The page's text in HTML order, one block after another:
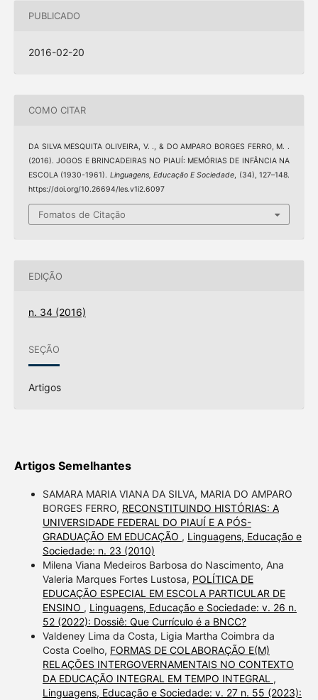
PUBLICADO
2016-02-20
COMO CITAR
DA SILVA MESQUITA OLIVEIRA, V. ., & DO AMPARO BORGES FERRO, M. .
(2016). JOGOS E BRINCADEIRAS NO PIAUÍ: MEMÓRIAS DE INFÂNCIA NA
ESCOLA (1930-1961). Linguagens, Educação E Sociedade, (34), 127–148.
https://doi.org/10.26694/les.v1i2.6097
Fomatos de Citação
EDIÇÃO
n. 34 (2016)
SEÇÃO
Artigos
Artigos Semelhantes
SAMARA MARIA VIANA DA SILVA, MARIA DO AMPARO
BORGES FERRO, RECONSTITUINDO HISTÓRIAS: A
UNIVERSIDADE FEDERAL DO PIAUÍ E A PÓS-
GRADUAÇÃO EM EDUCAÇÃO , Linguagens, Educação e
Sociedade: n. 23 (2010)
Milena Viana Medeiros Barbosa do Nascimento, Ana
Valeria Marques Fortes Lustosa, POLÍTICA DE
EDUCAÇÃO ESPECIAL EM ESCOLA PARTICULAR DE
ENSINO , Linguagens, Educação e Sociedade: v. 26 n.
52 (2022): Dossiê: Que Currículo é a BNCC?
Valdeney Lima da Costa, Ligia Martha Coimbra da
Costa Coelho, FORMAS DE COLABORAÇÃO E(M)
RELAÇÕES INTERGOVERNAMENTAIS NO CONTEXTO
DA EDUCAÇÃO INTEGRAL EM TEMPO INTEGRAL ,
Linguagens, Educação e Sociedade: v. 27 n. 55 (2023):